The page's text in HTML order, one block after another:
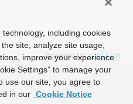
Powered by
including cookies
site, analyze site usage,
improve your experience
Settings” to manage your
use our site, you agree to
in our Cookie Notice